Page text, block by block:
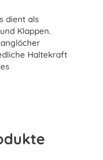
dient als
Klappen.
Haltekraft